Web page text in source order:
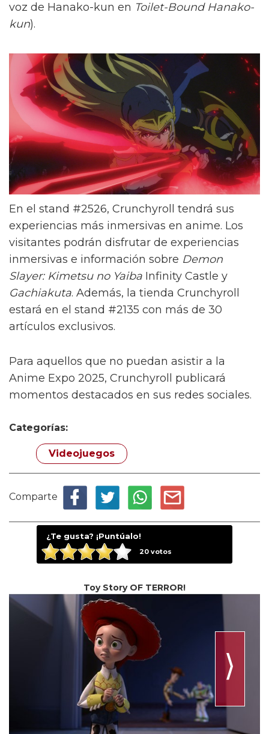
voz de Hanako-kun en Toilet-Bound Hanako-
kun).
En el stand #2526, Crunchyroll tendrá sus
experiencias más inmersivas en anime. Los
visitantes podrán disfrutar de experiencias
inmersivas e información sobre Demon
Slayer: Kimetsu no Yaiba Infinity Castle y
Gachiakuta. Además, la tienda Crunchyroll
estará en el stand #2135 con más de 30
artículos exclusivos.
Para aquellos que no puedan asistir a la
Anime Expo 2025, Crunchyroll publicará
momentos destacados en sus redes sociales.
Categorías:
Videojuegos
Comparte
¿Te gusta? ¡Puntúalo!
20votos
Toy Story OF TERROR!
⟩